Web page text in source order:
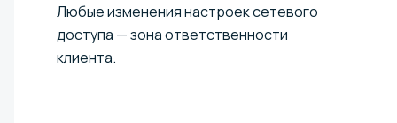
Любые изменения настроек сетевого
доступа — зона ответственности
клиента.